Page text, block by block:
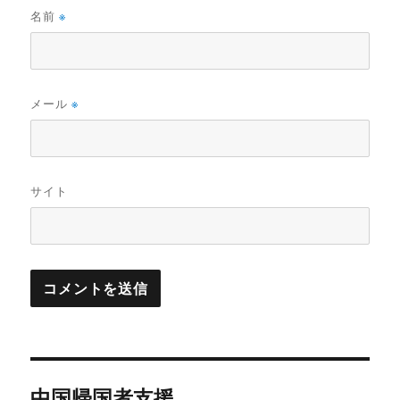
名前※
メール※
サイト